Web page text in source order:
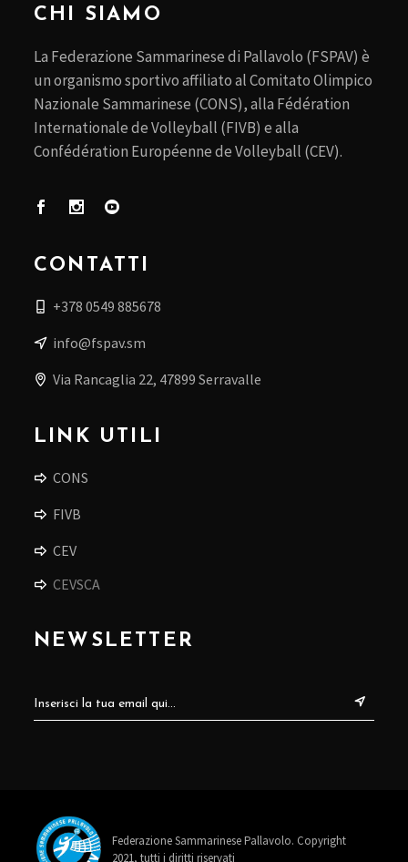
CHI SIAMO
La Federazione Sammarinese di Pallavolo (FSPAV) è
un organismo sportivo affiliato al Comitato Olimpico
Nazionale Sammarinese (CONS), alla Fédération
Internationale de Volleyball (FIVB) e alla
Confédération Européenne de Volleyball (CEV).
CONTATTI
+378 0549 885678
info@fspav.sm
Via Rancaglia 22, 47899 Serravalle
LINK UTILI
CONS
FIVB
CEV
CEVSCA
NEWSLETTER
Federazione Sammarinese Pallavolo. Copyright
2021, tutti i diritti riservati